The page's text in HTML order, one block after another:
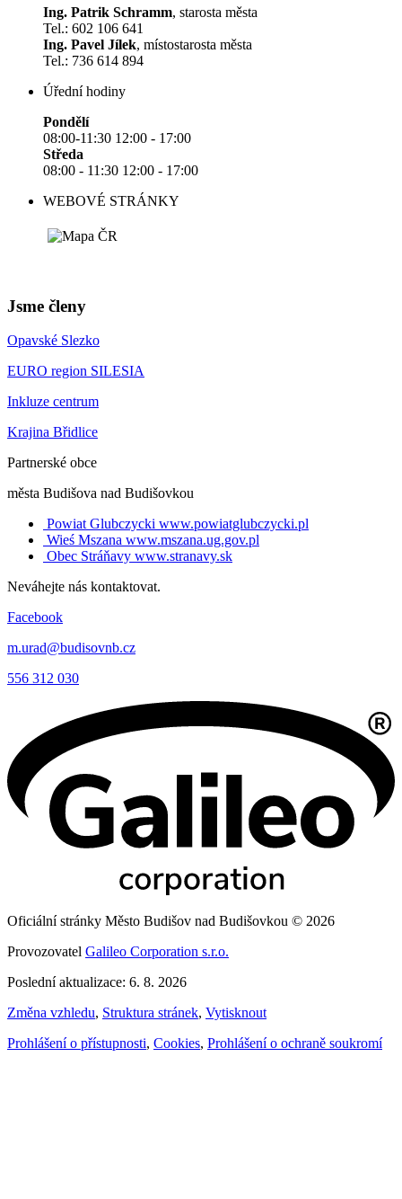
Ing. Patrik Schramm, starosta města
Tel.: 602 106 641
Ing. Pavel Jílek, místostarosta města
Tel.: 736 614 894
Úřední hodiny
Pondělí
08:00-11:30 12:00 - 17:00
Středa
08:00 - 11:30 12:00 - 17:00
WEBOVÉ STRÁNKY
Jsme členy
Opavské Slezko
EURO region SILESIA
Inkluze centrum
Krajina Břidlice
Partnerské obce
města Budišova nad Budišovkou
Powiat Glubczycki www.powiatglubczycki.pl
Wieś Mszana www.mszana.ug.gov.pl
Obec Stráňavy www.stranavy.sk
Neváhejte nás kontaktovat.
Facebook
m.urad@budisovnb.cz
556 312 030
Oficiální stránky Město Budišov nad Budišovkou © 2026
Provozovatel Galileo Corporation s.r.o.
Poslední aktualizace: 6. 8. 2026
Změna vzhledu, Struktura stránek, Vytisknout
Prohlášení o přístupnosti, Cookies, Prohlášení o ochraně soukromí